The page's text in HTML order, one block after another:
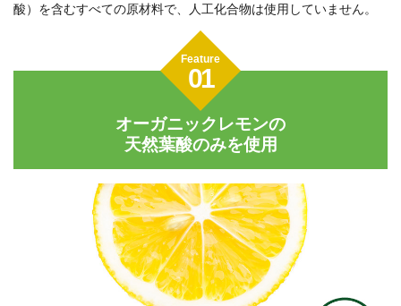
酸）を含むすべての原材料で、人工化合物は使用していません。
Feature
01
オーガニックレモンの
天然葉酸のみを使用